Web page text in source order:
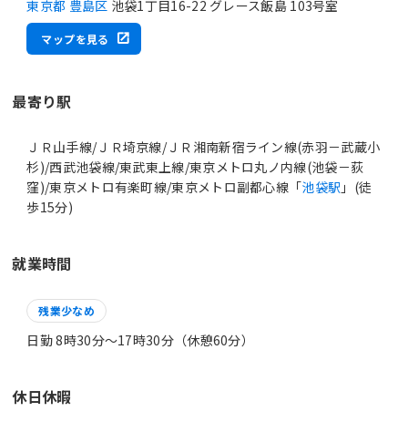
東京都 豊島区 池袋1丁目16-22 グレース飯島 103号室
マップを見る
最寄り駅
ＪＲ山手線/ＪＲ埼京線/ＪＲ湘南新宿ライン線(赤羽－武蔵小
杉)/西武池袋線/東武東上線/東京メトロ丸ノ内線(池袋－荻
窪)/東京メトロ有楽町線/東京メトロ副都心線「池袋駅 」(徒
歩15分)
就業時間
残業少なめ
日勤 8時30分〜17時30分（休憩60分）
休日休暇